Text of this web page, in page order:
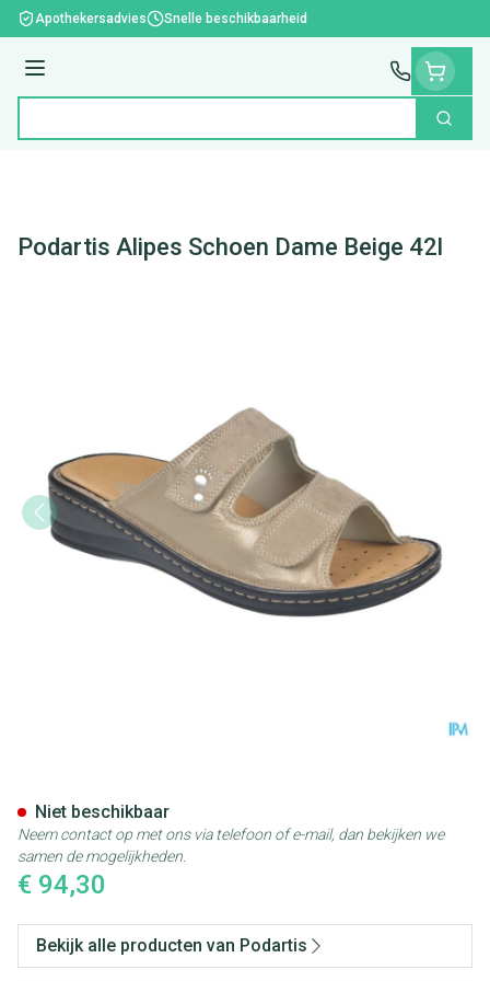
Ga naar de inhoud
Apothekersadvies Snelle beschikbaarheid
Menu
Zoek
Podartis Alipes Schoen Dame Beige 42l
€ 94,30
Niet beschikbaar
Neem contact op met ons via telefoon of e-mail, dan bekijken we
samen de mogelijkheden.
Bekijk alle producten van Podartis